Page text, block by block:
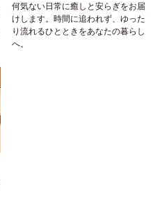
何気ない日常に癒しと安らぎをお届
けします。時間に追われず、ゆった
り流れるひとときをあなたの暮らし
へ。